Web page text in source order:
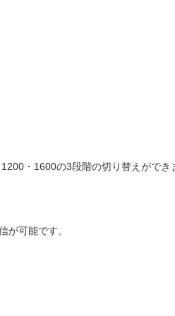
・1600の3段階の切り替えができ
が可能です。